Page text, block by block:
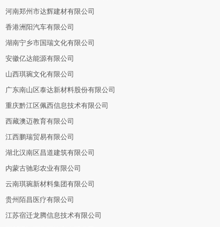
河南郑州市达辉建材有限公司
香港洲阳汽车有限公司
湖南宁乡市国瑞文化有限公司
安徽亿达能源有限公司
山西琪琬文化有限公司
广东南山区泰达新材料股份有限公司
重庆黔江区佩西信息技术有限公司
西藏澳迈教育有限公司
江西鹏瑞贸易有限公司
湖北汉南区昌道建筑有限公司
内蒙古驰彩农业有限公司
云南琪琬新材料集团有限公司
贵州陌昌医疗有限公司
江苏宿迁龙腾信息技术有限公司